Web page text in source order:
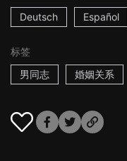
Deutsch Español
标签
男同志
婚姻关系